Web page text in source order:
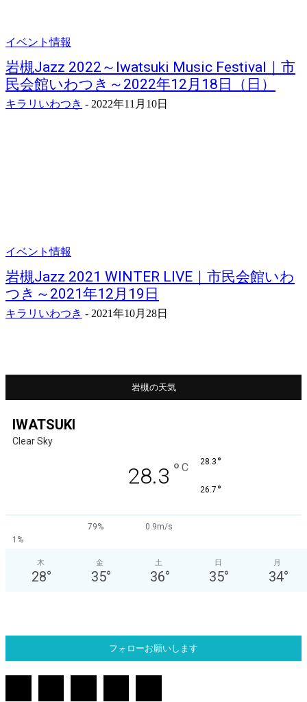
イベント情報
岩槻Jazz 2022～Iwatsuki Music Festival｜市
民会館いわつき～2022年12月18日（日）
キラリいわつき - 2022年11月10日
イベント情報
岩槻Jazz 2021 WINTER LIVE｜市民会館いわ
つき～2021年12月19日
キラリいわつき - 2021年10月28日
岩槻の天気
IWATSUKI
Clear Sky
28.3 ° C 28.3 °
26.7 °
79%
0.9m/s
1%
木
28°
金
35°
土
36°
日
35°
月
34°
フォローお願いします